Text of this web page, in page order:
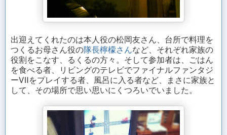
出迎えてくれたのは本人役の松岡友さん、台所で料理を
つくるお母さん役の隊長檸檬さんなど、それぞれ家族の
役割をこなす、るくるの方々。そして参加者は、ごはん
を食べる者、リビングのテレビでファイナルファンタジ
ーⅦをプレイする者、風呂に入る者など、まさに家族と
して、その場所で思い思いにくつろいでいました。